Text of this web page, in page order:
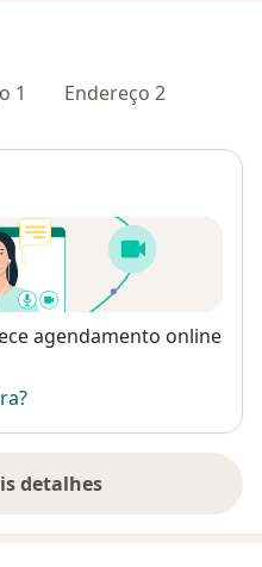
1 Endereço 2
agendamento online
detalhes
o endereço